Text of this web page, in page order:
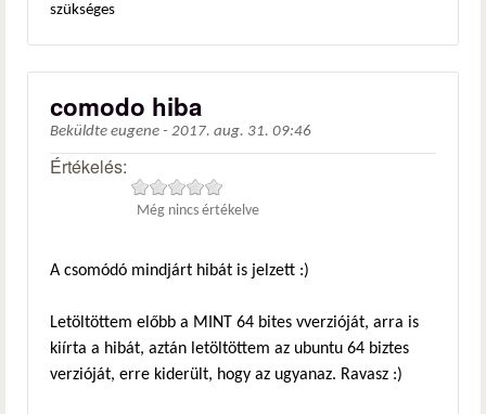
szükséges
comodo hiba
Beküldte eugene - 2017. aug. 31. 09:46
Értékelés:
Még nincs értékelve
A csomódó mindjárt hibát is jelzett :)
Letöltöttem előbb a MINT 64 bites vverzióját, arra is
kiírta a hibát, aztán letöltöttem az ubuntu 64 biztes
verzióját, erre kiderült, hogy az ugyanaz. Ravasz :)